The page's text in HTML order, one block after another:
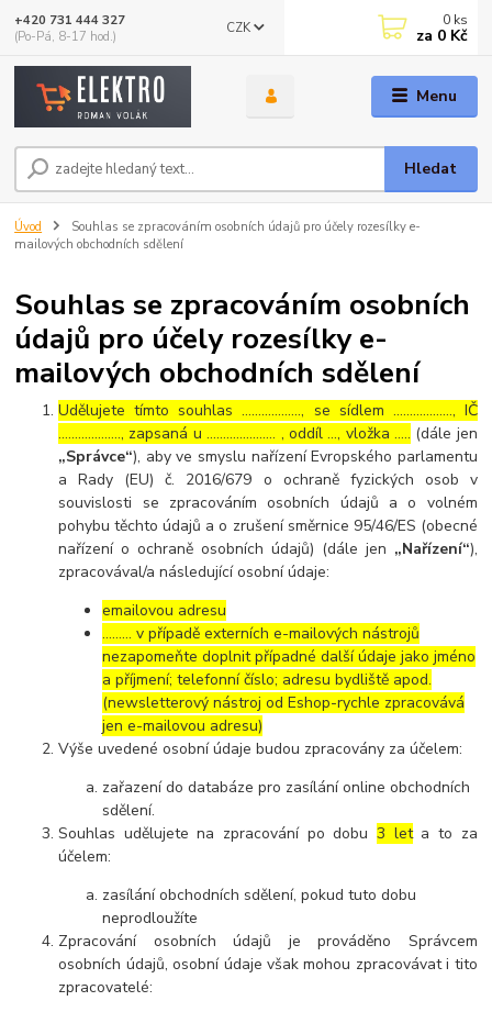
Menu
CZK
Hledat
+420 731 444 327
(Po-Pá, 8-17 hod.)
0 ks
za 0 Kč
Úvod
Souhlas se zpracováním osobních údajů pro účely rozesílky e-
mailových obchodních sdělení
Souhlas se zpracováním osobních
údajů pro účely rozesílky e-
mailových obchodních sdělení
Udělujete tímto souhlas ……………..., se sídlem ………………, IČ
………………., zapsaná u ………………… , oddíl …, vložka ….. (dále jen
„Správce“), aby ve smyslu nařízení Evropského parlamentu
a Rady (EU) č. 2016/679 o ochraně fyzických osob v
souvislosti se zpracováním osobních údajů a o volném
pohybu těchto údajů a o zrušení směrnice 95/46/ES (obecné
nařízení o ochraně osobních údajů) (dále jen „Nařízení“),
zpracovával/a následující osobní údaje:
emailovou adresu
……… v případě externích e-mailových nástrojů
nezapomeňte doplnit případné další údaje jako jméno
a příjmení; telefonní číslo; adresu bydliště apod.
(newsletterový nástroj od Eshop-rychle zpracovává
jen e-mailovou adresu)
Výše uvedené osobní údaje budou zpracovány za účelem:
zařazení do databáze pro zasílání online obchodních
sdělení.
Souhlas udělujete na zpracování po dobu3 leta to za
účelem:
zasílání obchodních sdělení, pokud tuto dobu
neprodloužíte
Zpracování osobních údajů je prováděno Správcem
osobních údajů, osobní údaje však mohou zpracovávat i tito
zpracovatelé: